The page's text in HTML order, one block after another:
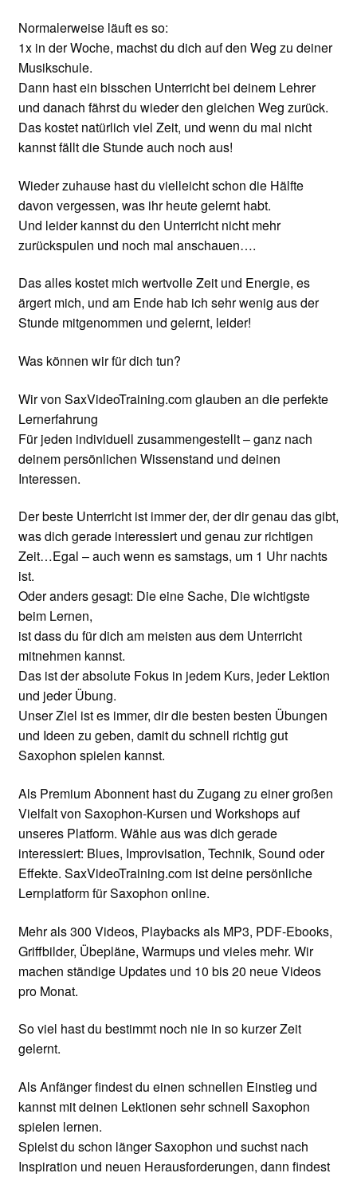
Normalerweise läuft es so:
1x in der Woche, machst du dich auf den Weg zu deiner
Musikschule.
Dann hast ein bisschen Unterricht bei deinem Lehrer
und danach fährst du wieder den gleichen Weg zurück.
Das kostet natürlich viel Zeit, und wenn du mal nicht
kannst fällt die Stunde auch noch aus!
Wieder zuhause hast du vielleicht schon die Hälfte
davon vergessen, was ihr heute gelernt habt.
Und leider kannst du den Unterricht nicht mehr
zurückspulen und noch mal anschauen….
Das alles kostet mich wertvolle Zeit und Energie, es
ärgert mich, und am Ende hab ich sehr wenig aus der
Stunde mitgenommen und gelernt, leider!
Was können wir für dich tun?
Wir von SaxVideoTraining.com glauben an die perfekte
Lernerfahrung
Für jeden individuell zusammengestellt – ganz nach
deinem persönlichen Wissenstand und deinen
Interessen.
Der beste Unterricht ist immer der, der dir genau das gibt,
was dich gerade interessiert und genau zur richtigen
Zeit…Egal – auch wenn es samstags, um 1 Uhr nachts
ist.
Oder anders gesagt: Die eine Sache, Die wichtigste
beim Lernen,
ist dass du für dich am meisten aus dem Unterricht
mitnehmen kannst.
Das ist der absolute Fokus in jedem Kurs, jeder Lektion
und jeder Übung.
Unser Ziel ist es immer, dir die besten besten Übungen
und Ideen zu geben, damit du schnell richtig gut
Saxophon spielen kannst.
Als Premium Abonnent hast du Zugang zu einer großen
Vielfalt von Saxophon-Kursen und Workshops auf
unseres Platform. Wähle aus was dich gerade
interessiert: Blues, Improvisation, Technik, Sound oder
Effekte. SaxVideoTraining.com ist deine persönliche
Lernplatform für Saxophon online.
Mehr als 300 Videos, Playbacks als MP3, PDF-Ebooks,
Griffbilder, Übepläne, Warmups und vieles mehr. Wir
machen ständige Updates und 10 bis 20 neue Videos
pro Monat.
So viel hast du bestimmt noch nie in so kurzer Zeit
gelernt.
Als Anfänger findest du einen schnellen Einstieg und
kannst mit deinen Lektionen sehr schnell Saxophon
spielen lernen.
Spielst du schon länger Saxophon und suchst nach
Inspiration und neuen Herausforderungen, dann findest